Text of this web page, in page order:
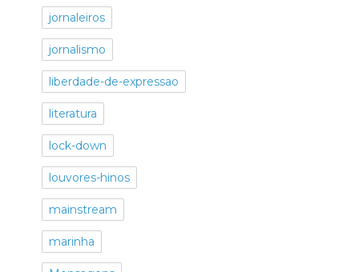
jornaleiros
jornalismo
liberdade-de-expressao
literatura
lock-down
louvores-hinos
mainstream
marinha